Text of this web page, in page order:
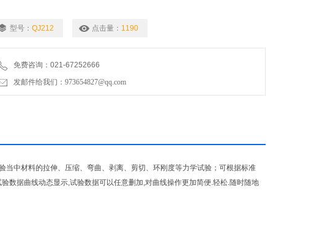
型号： QJ212 点击量： 1190
免费咨询：021-67252666
发邮件给我们：973654827@qq.com
中材料的拉伸、压缩、弯曲、剥离、剪切、环刚度等力学试验；可根据标准
数据曲线动态显示,试验数据可以任意删加,对曲线操作更加简便.轻松.随时随地